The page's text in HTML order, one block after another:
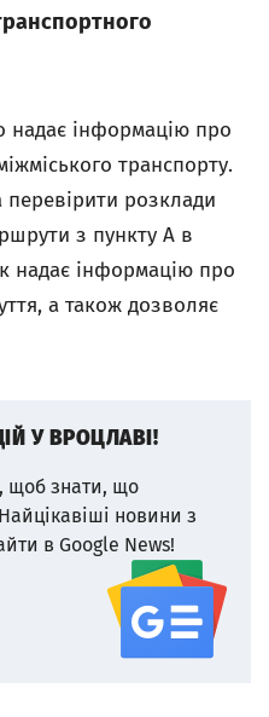
надає інформацію про
транспорту.
розклади
з пункту А в
надає інформацію про
а також дозволяє
У ВРОЦЛАВІ!
щоб знати, що
Найцікавіші новини з
в Google News!
google news